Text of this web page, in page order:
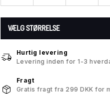
VÆLG STØRRELSE
Hurtig levering
Levering inden for 1-3
Fragt
Gratis fragt fra 299 DKK for